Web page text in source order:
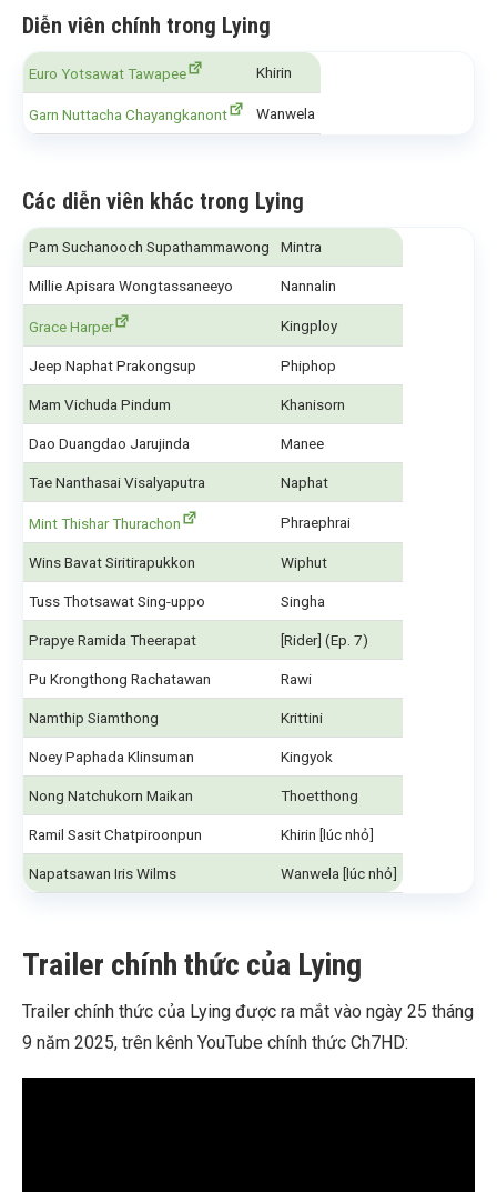
Diễn viên chính trong Lying
Euro Yotsawat Tawapee Khirin
Garn Nuttacha Chayangkanont Wanwela
Các diễn viên khác trong Lying
Pam Suchanooch Supathammawong Mintra
Millie Apisara Wongtassaneeyo Nannalin
Grace Harper Kingploy
Jeep Naphat Prakongsup Phiphop
Mam Vichuda Pindum Khanisorn
Dao Duangdao Jarujinda Manee
Tae Nanthasai Visalyaputra Naphat
Mint Thishar Thurachon Phraephrai
Wins Bavat Siritirapukkon Wiphut
Tuss Thotsawat Sing-uppo Singha
Prapye Ramida Theerapat [Rider] (Ep. 7)
Pu Krongthong Rachatawan Rawi
Namthip Siamthong Krittini
Noey Paphada Klinsuman Kingyok
Nong Natchukorn Maikan Thoetthong
Ramil Sasit Chatpiroonpun Khirin [lúc nhỏ]
Napatsawan Iris Wilms Wanwela [lúc nhỏ]
Trailer chính thức của Lying
Trailer chính thức của Lying được ra mắt vào ngày 25 tháng
9 năm 2025, trên kênh YouTube chính thức Ch7HD: